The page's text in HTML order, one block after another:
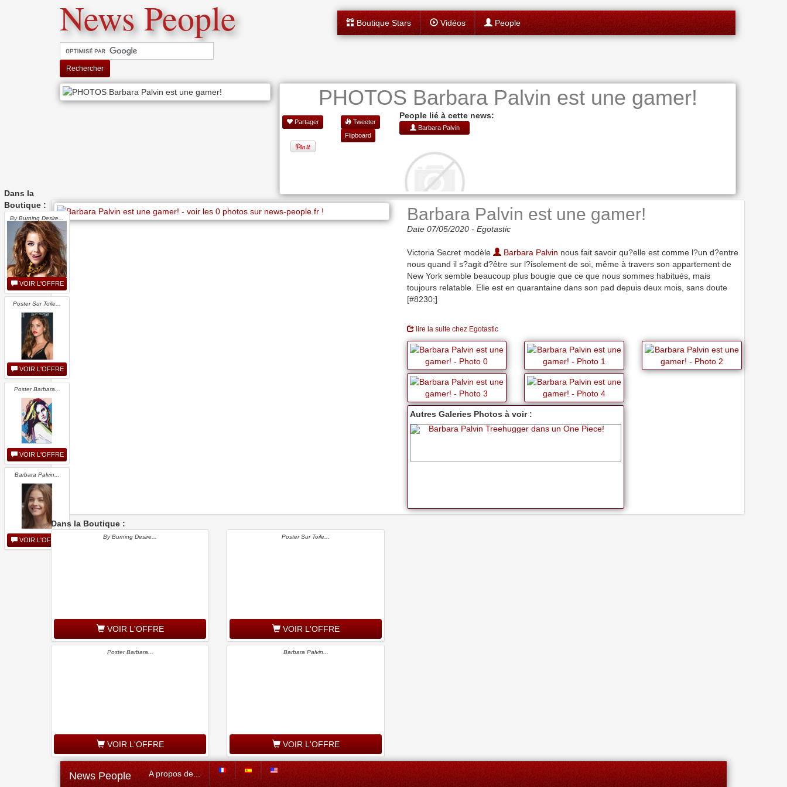
News People
Rechercher
Boutique Stars Vidéos People
PHOTOS Barbara Palvin est une gamer!
Partager
Tweeter
Flipboard
People lié à cette news:
Barbara Palvin
Barbara Palvin est une gamer!
Date 07/05/2020 - Egotastic
Victoria Secret modèle Barbara Palvin nous fait savoir qu?elle est comme l?un d?entre
nous quand il s?agit d?être sur l?isolement de soi, même à travers son appartement de
New York semble beaucoup plus bougie que ce que nous sommes habitués, mais
toujours relatable. Elle est en quarantaine dans son pad depuis deux mois, sans doute
[#8230;]
lire la suite chez Egotastic
Autres Galeries Photos à voir :
Barbara Palvin Treehugger dans un One Piece!
Dans la
Boutique :
By Burning Desire...
VOIR L'OFFRE
Poster Sur Toile...
VOIR L'OFFRE
Poster Barbara...
VOIR L'OFFRE
Barbara Palvin...
VOIR L'OFFRE
Dans la Boutique :
By Burning Desire...
VOIR L'OFFRE
Poster Sur Toile...
VOIR L'OFFRE
Poster Barbara...
VOIR L'OFFRE
Barbara Palvin...
VOIR L'OFFRE
News People A propos de...